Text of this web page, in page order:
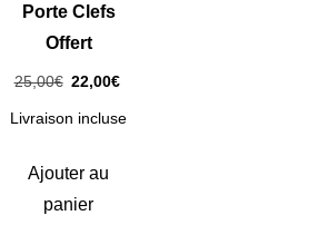
Porte Clefs
Offert
25,00€ Le
22,00€
Livraison incluse
Ajouter au
panier